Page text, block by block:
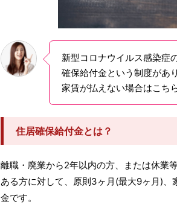
新型コロナウイルス感染症
確保給付金という制度があ
家賃が払えない場合はこち
住居確保給付金とは？
離職・廃業から2年以内の方、または休業
ある方に対して、原則3ヶ月(最大9ヶ月)
金です。